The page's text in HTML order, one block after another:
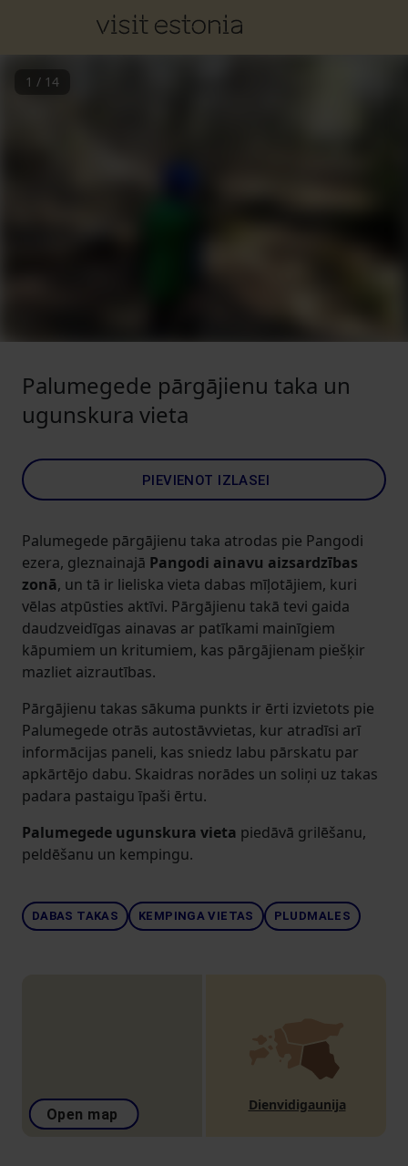
1 / 14
Palumegede pārgājienu taka un
ugunskura vieta
PIEVIENOT IZLASEI
Palumegede pārgājienu taka atrodas pie Pangodi
ezera, gleznainajā Pangodi ainavu aizsardzības
zonā, un tā ir lieliska vieta dabas mīļotājiem, kuri
vēlas atpūsties aktīvi. Pārgājienu takā tevi gaida
daudzveidīgas ainavas ar patīkami mainīgiem
kāpumiem un kritumiem, kas pārgājienam piešķir
mazliet aizrautības.
Pārgājienu takas sākuma punkts ir ērti izvietots pie
Palumegede otrās autostāvvietas, kur atradīsi arī
informācijas paneli, kas sniedz labu pārskatu par
apkārtējo dabu. Skaidras norādes un soliņi uz takas
padara pastaigu īpaši ērtu.
Palumegede ugunskura vieta piedāvā grilēšanu,
peldēšanu un kempingu.
DABAS TAKAS KEMPINGA VIETAS PLUDMALES
Open map
Dienvidigaunija